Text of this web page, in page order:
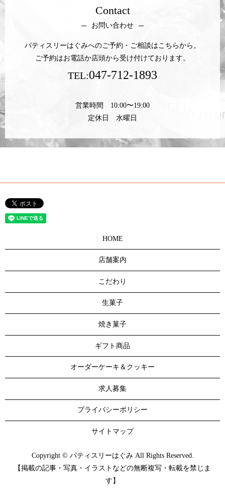
Contact
お問い合わせ
パティスリーはぐみへのご予約・ご相談はこちらから。
ご予約はお電話か店頭から受け付けております。
TEL:047-712-1893
営業時間 10:00〜19:00
定休日 水曜日
HOME
店舗案内
こだわり
生菓子
焼き菓子
ギフト商品
オーダーケーキ＆クッキー
求人募集
プライバシーポリシー
サイトマップ
Copyright © パティスリーはぐみ All Rights Reserved.
【掲載の記事・写真・イラストなどの無断複写・転載を禁じま
す】